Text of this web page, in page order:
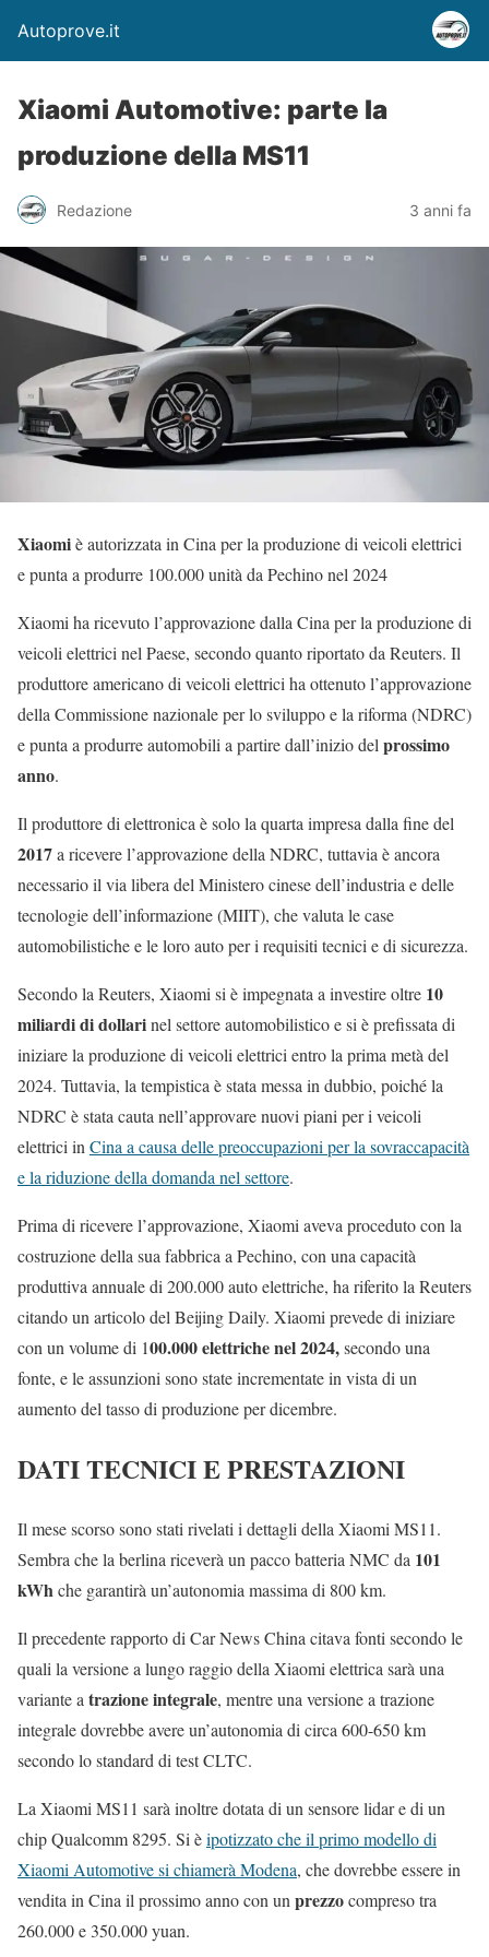
Autoprove.it
Xiaomi Automotive: parte la
produzione della MS11
Redazione 3 anni fa
Xiaomiè autorizzata in Cina per la produzione di veicoli elettrici
e punta a produrre 100.000 unità da Pechino nel 2024
Xiaomi ha ricevuto l’approvazione dalla Cina per la produzione di
veicoli elettrici nel Paese, secondo quanto riportato da Reuters. Il
produttore americano di veicoli elettrici ha ottenuto l’approvazione
della Commissione nazionale per lo sviluppo e la riforma (NDRC)
e punta a produrre automobili a partire dall’inizio delprossimo
anno.
Il produttore di elettronica è solo la quarta impresa dalla fine del
2017a ricevere l’approvazione della NDRC, tuttavia è ancora
necessario il via libera del Ministero cinese dell’industria e delle
tecnologie dell’informazione (MIIT), che valuta le case
automobilistiche e le loro auto per i requisiti tecnici e di sicurezza.
Secondo la Reuters, Xiaomi si è impegnata a investire oltre 10
miliardi di dollarinel settore automobilistico e si è prefissata di
iniziare la produzione di veicoli elettrici entro la prima metà del
2024. Tuttavia, la tempistica è stata messa in dubbio, poiché la
NDRC è stata cauta nell’approvare nuovi piani per i veicoli
elettrici inCina a causa delle preoccupazioni per la sovraccapacità
e la riduzione della domanda nel settore.
Prima di ricevere l’approvazione, Xiaomi aveva proceduto con la
costruzione della sua fabbrica a Pechino, con una capacità
produttiva annuale di 200.000 auto elettriche, ha riferito la Reuters
citando un articolo del Beijing Daily. Xiaomi prevede di iniziare
con un volume di 100.000 elettriche nel 2024,secondo una
fonte, e le assunzioni sono state incrementate in vista di un
aumento del tasso di produzione per dicembre.
DATI TECNICI E PRESTAZIONI
Il mese scorso sono stati rivelati i dettagli della Xiaomi MS11.
Sembra che la berlina riceverà un pacco batteria NMC da 101
kWhche garantirà un’autonomia massima di 800 km.
Il precedente rapporto di Car News China citava fonti secondo le
quali la versione a lungo raggio della Xiaomi elettrica sarà una
variante a trazione integrale, mentre una versione a trazione
integrale dovrebbe avere un’autonomia di circa 600-650 km
secondo lo standard di test CLTC.
La Xiaomi MS11 sarà inoltre dotata di un sensore lidar e di un
chip Qualcomm 8295. Si èipotizzato che il primo modello di
Xiaomi Automotive si chiamerà Modena, che dovrebbe essere in
vendita in Cina il prossimo anno con un prezzocompreso tra
260.000 e 350.000 yuan.